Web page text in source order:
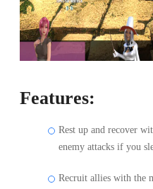
Features:
Rest up and recover
enemy attacks if you
Recruit allies with the